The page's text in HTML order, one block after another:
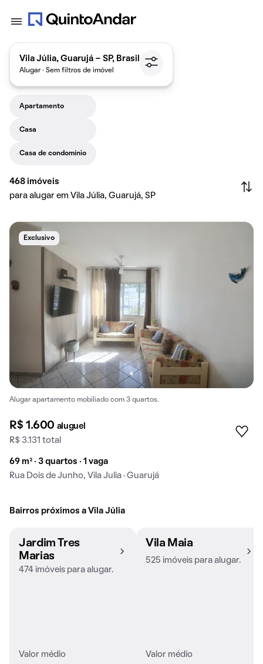
Vila Júlia, Guarujá - SP, Brasil
Alugar · Sem filtros de imóvel
Apartamento
Casa
Casa de condomínio
468 imóveis
para alugar em Vila Júlia, Guarujá, SP
Exclusivo
Alugar apartamento mobiliado com 3 quartos.
R$ 1.600 aluguel
R$ 3.131 total
69 m² · 3 quartos · 1 vaga
Rua Dois de Junho, Vila Julia · Guarujá
Bairros próximos a Vila Júlia
Jardim Tres
Marias
474 imóveis para alugar.
Valor médio
Vila Maia
525 imóveis para alugar.
Valor médio